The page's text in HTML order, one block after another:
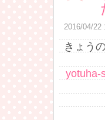
2016/04/22
きょう
yotuha-